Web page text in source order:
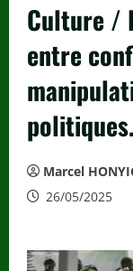
Culture /
entre
politiques.
Marcel
26/05/2025